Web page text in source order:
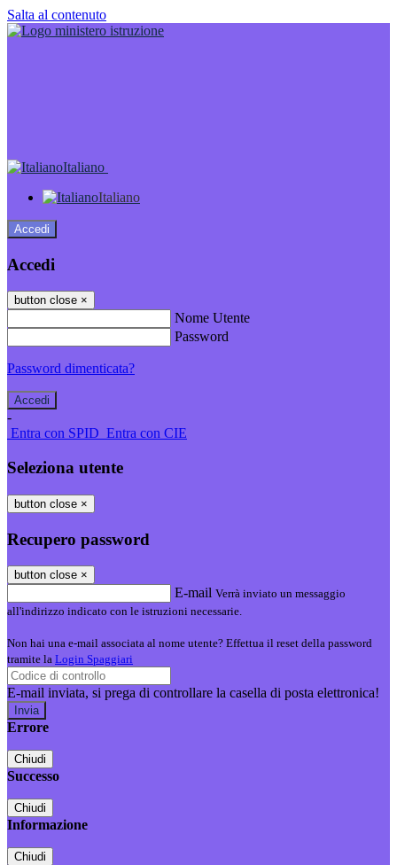
Salta al contenuto
Italiano
Italiano
Accedi
Accedi
button close ×
Nome Utente
Password
Password dimenticata?
-
Entra con SPID Entra con CIE
Seleziona utente
button close ×
Recupero password
button close ×
E-mail Verrà inviato un messaggio
all'indirizzo indicato con le istruzioni necessarie.
Non hai una e-mail associata al nome utente? Effettua il reset della password
tramite la Login Spaggiari
E-mail inviata, si prega di controllare la casella di posta elettronica!
Errore
Chiudi
Successo
Chiudi
Informazione
Chiudi